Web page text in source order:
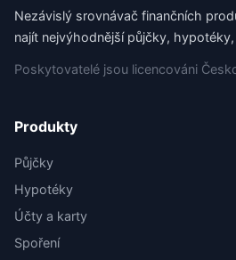
Nezávislý srovnávač finančních
najít nejvýhodnější půjčky,
Poskytovatelé jsou licencováni
Produkty
Půjčky
Hypotéky
Účty a karty
Spoření